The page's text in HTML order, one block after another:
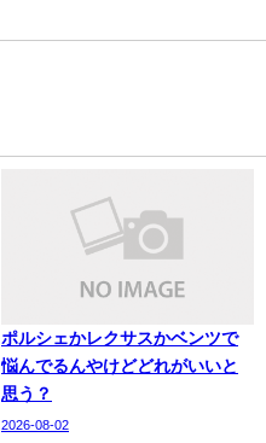
ポルシェかレクサスかベンツで
悩んでるんやけどどれがいいと
思う？
2026-08-02